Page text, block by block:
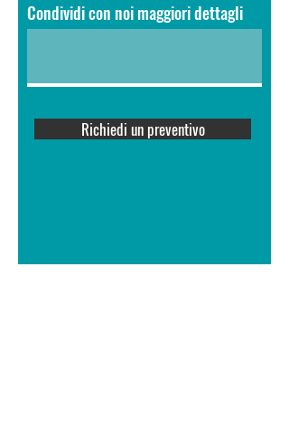
Condividi con noi maggiori dettagli
Richiedi un preventivo